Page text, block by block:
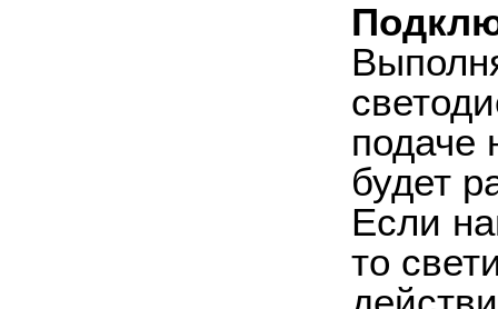
подаче
будет
Если
то